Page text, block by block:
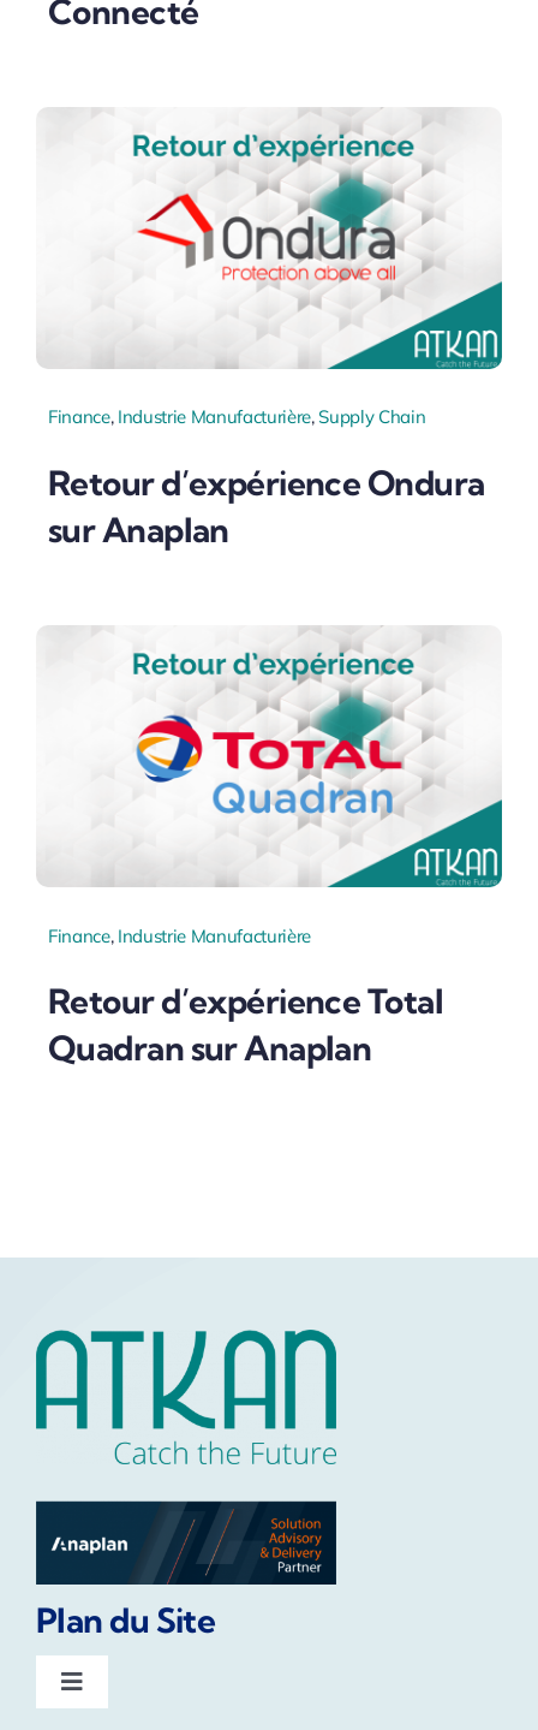
Connecté
Finance, Industrie Manufacturière,Supply Chain
Retour d’expérience Ondura
sur Anaplan
Finance, Industrie Manufacturière
Retour d’expérience Total
Quadran sur Anaplan
Plan du Site
Toggle